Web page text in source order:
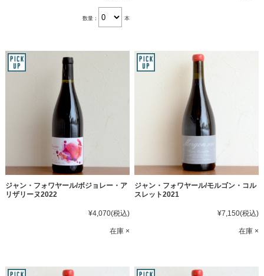
数量： 本
ジャン・フォワヤール/ボジョレー・ア
リザリーヌ2022
¥4,070(税込)
在庫 ×
ジャン・フォワヤール/モルゴン・コル
スレット2021
¥7,150(税込)
在庫 ×